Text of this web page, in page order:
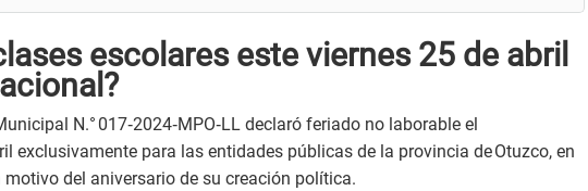
escolares este viernes 25 de abril
N.° 017‑2024‑MPO‑LL declaró feriado no laborable el
exclusivamente para las entidades públicas de la provincia de Otuzco, en
motivo del aniversario de su creación política.